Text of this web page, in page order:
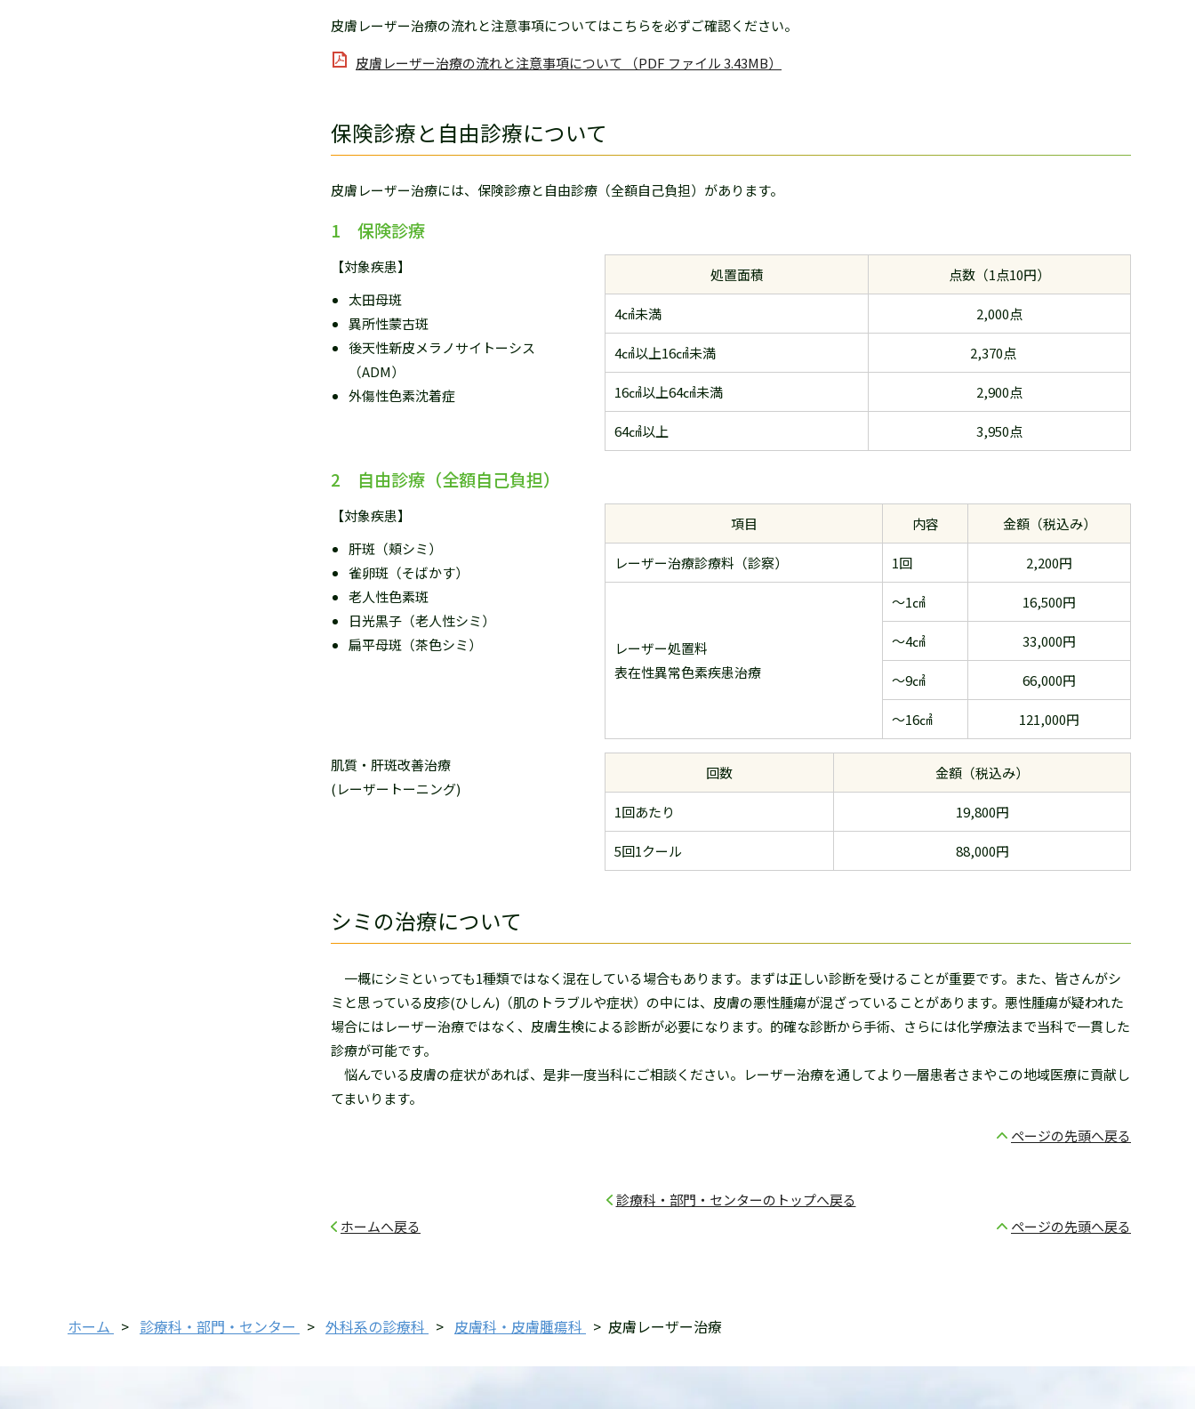
皮膚レーザー治療の流れと注意事項についてはこちらを必ずご確認ください。
皮膚レーザー治療の流れと注意事項について （PDF ファイル 3.43MB）
保険診療と自由診療について
皮膚レーザー治療には、保険診療と自由診療（全額自己負担）があります。
1 保険診療
【対象疾患】
太田母斑
異所性蒙古斑
後天性新皮メラノサイトーシス
（ADM）
外傷性色素沈着症
処置面積 点数（1点10円）
4㎠未満 2,000点
4㎠以上16㎠未満 2,370点
16㎠以上64㎠未満 2,900点
64㎠以上 3,950点
2 自由診療（全額自己負担）
【対象疾患】
肝斑（頬シミ）
雀卵斑（そばかす）
老人性色素斑
日光黒子（老人性シミ）
扁平母斑（茶色シミ）
項目 内容 金額（税込み）
レーザー治療診療料（診察） 1回 2,200円
レーザー処置料
表在性異常色素疾患治療
～1㎠ 16,500円
～4㎠ 33,000円
～9㎠ 66,000円
～16㎠ 121,000円
肌質・肝斑改善治療
(レーザートーニング)
回数 金額（税込み）
1回あたり 19,800円
5回1クール 88,000円
シミの治療について
一概にシミといっても1種類ではなく混在している場合もあります。まずは正しい診断を受けることが重要です。また、皆さんがシ
ミと思っている皮疹(ひしん)（肌のトラブルや症状）の中には、皮膚の悪性腫瘍が混ざっていることがあります。悪性腫瘍が疑われた
場合にはレーザー治療ではなく、皮膚生検による診断が必要になります。的確な診断から手術、さらには化学療法まで当科で一貫した
診療が可能です。
悩んでいる皮膚の症状があれば、是非一度当科にご相談ください。レーザー治療を通してより一層患者さまやこの地域医療に貢献し
てまいります。
ページの先頭へ戻る
診療科・部門・センターのトップへ戻る
ホームへ戻る
ページの先頭へ戻る
ホーム > 診療科・部門・センター > 外科系の診療科 > 皮膚科・皮膚腫瘍科 > 皮膚レーザー治療